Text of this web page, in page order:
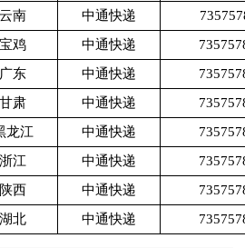
云南 中通快递
宝鸡 中通快递
广东 中通快递
甘肃 中通快递
龙江 中通快递
浙江 中通快递
陕西 中通快递
湖北 中通快递